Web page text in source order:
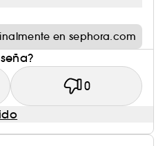
en sephora.com
0